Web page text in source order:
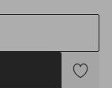
Legg